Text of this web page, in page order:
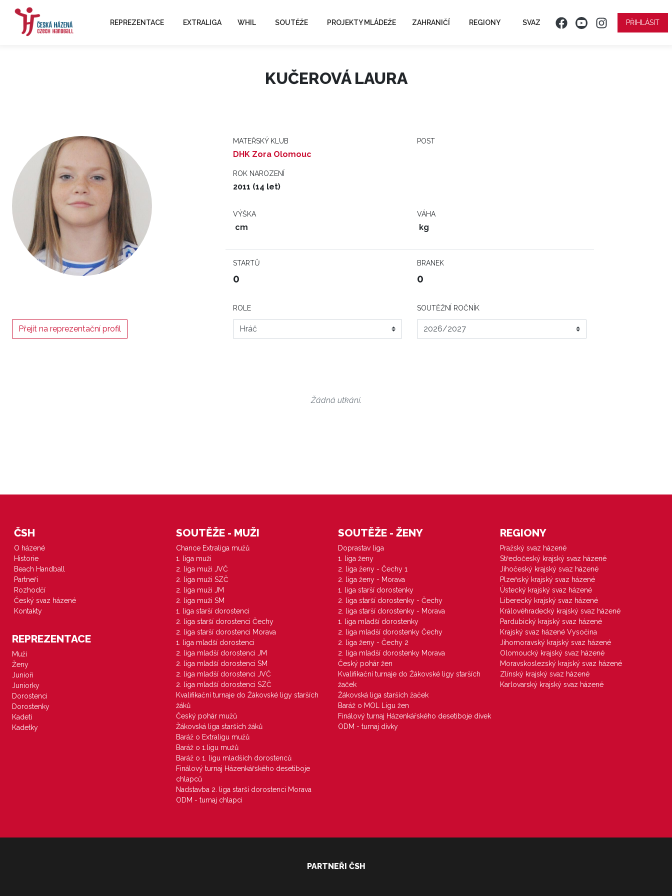
REPREZENTACE EXTRALIGA WHIL SOUTĚŽE PROJEKTY MLÁDEŽE ZAHRANIČÍ REGIONY SVAZ PŘIHLÁSIT
KUČEROVÁ LAURA
MATEŘSKÝ KLUB
DHK Zora Olomouc
POST
ROK NAROZENÍ
2011 (14 let)
VÝŠKA
cm
VÁHA
kg
STARTŮ
0
BRANEK
0
Přejít na reprezentační profil
ROLE SOUTĚŽNÍ ROČNÍK
Žádná utkání.
ČSH
O házené
Historie
Beach Handball
Partneři
Rozhodčí
Český svaz házené
Kontakty
REPREZENTACE
Muži
Ženy
Junioři
Juniorky
Dorostenci
Dorostenky
Kadeti
Kadetky
SOUTĚŽE - MUŽI
Chance Extraliga mužů
1. liga muži
2. liga muži JVČ
2. liga muži SZČ
2. liga muži JM
2. liga muži SM
1. liga starší dorostenci
2. liga starší dorostenci Čechy
2. liga starší dorostenci Morava
1. liga mladší dorostenci
2. liga mladší dorostenci JM
2. liga mladší dorostenci SM
2. liga mladší dorostenci JVČ
2. liga mladší dorostenci SZČ
Kvalifikační turnaje do Žákovské ligy starších
žáků
Český pohár mužů
Žákovská liga starších žáků
Baráž o Extraligu mužů
Baráž o 1.ligu mužů
Baráž o 1. ligu mladších dorostenců
Finálový turnaj Házenkářského desetiboje
chlapců
Nadstavba 2. liga starší dorostenci Morava
ODM - turnaj chlapci
SOUTĚŽE - ŽENY
Doprastav liga
1. liga ženy
2. liga ženy - Čechy 1
2. liga ženy - Morava
1. liga starší dorostenky
2. liga starší dorostenky - Čechy
2. liga starší dorostenky - Morava
1. liga mladší dorostenky
2. liga mladší dorostenky Čechy
2. liga ženy - Čechy 2
2. liga mladší dorostenky Morava
Český pohár žen
Kvalifikační turnaje do Žákovské ligy starších
žaček
Žákovská liga starších žaček
Baráž o MOL Ligu žen
Finálový turnaj Házenkářského desetiboje dívek
ODM - turnaj dívky
REGIONY
Pražský svaz házené
Středočeský krajský svaz házené
Jihočeský krajský svaz házené
Plzeňský krajský svaz házené
Ústecký krajský svaz házené
Liberecký krajský svaz házené
Královéhradecký krajský svaz házené
Pardubický krajský svaz házené
Krajský svaz házené Vysočina
Jihomoravský krajský svaz házené
Olomoucký krajský svaz házené
Moravskoslezský krajský svaz házené
Zlínský krajský svaz házené
Karlovarský krajský svaz házené
PARTNEŘI ČSH